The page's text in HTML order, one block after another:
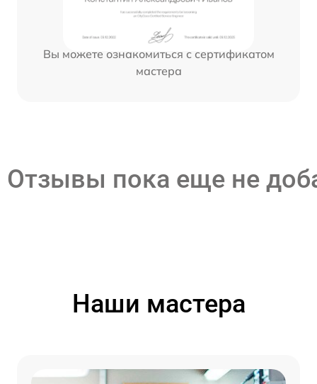
Вы можете ознакомиться с сертификатом
мастера
Отзывы пока еще не
Наши мастера